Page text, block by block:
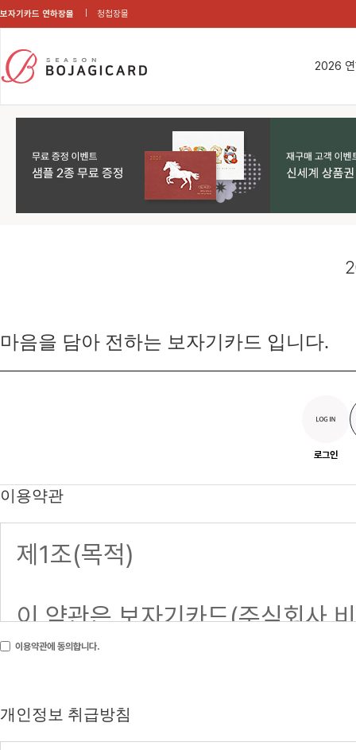
보자기카드 연하장몰 청첩장몰
2026
마음을 담아 전하는 보자기카드 입니다.
로그인
이용약관
이용약관에 동의합니다.
개인정보 취급방침